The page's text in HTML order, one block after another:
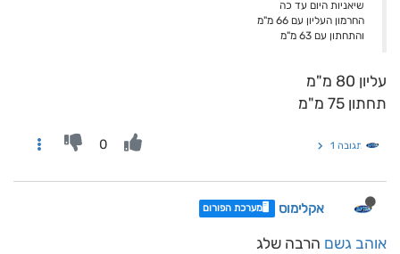
שיאניות היום עד כה
החרמון העליון עם 66 מ"מ
והתחתון עם 63 מ"מ
עליון 80 מ"מ
תחתון 75 מ"מ
תגובה 1 0
אקלימוס 🖥️מערכת הפורום
אוהב גשם הרבה שלג